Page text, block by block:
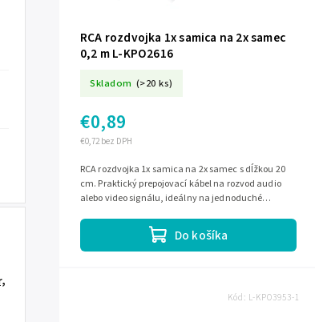
RCA rozdvojka 1x samica na 2x samec
0,2 m L-KPO2616
Skladom (>20 ks)
€0,72 bez DPH
€0,89
Do košíka
RCA rozdvojka 1x samica na 2x samec s dĺžkou 20
cm. Praktický prepojovací kábel na rozvod audio
alebo video signálu, ideálny na jednoduché
Kód: L-KPO3953-1